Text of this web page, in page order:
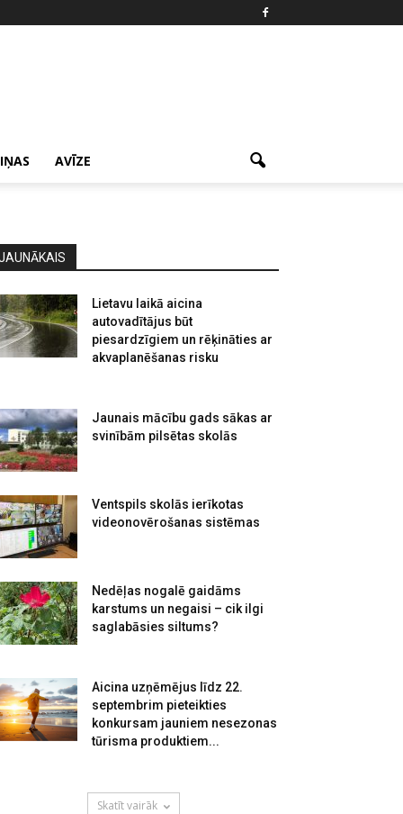
AVĪZE
Lietavu laikā aicina
autovadītājus būt
piesardzīgiem un rēķināties ar
akvaplanēšanas risku
Jaunais mācību gads sākas ar
svinībām pilsētas skolās
Ventspils skolās ierīkotas
videonovērošanas sistēmas
Nedēļas nogalē gaidāms
karstums un negaisi – cik ilgi
saglabāsies siltums?
Aicina uzņēmējus līdz 22.
septembrim pieteikties
konkursam jauniem nesezonas
tūrisma produktiem...
Skatīt vairāk